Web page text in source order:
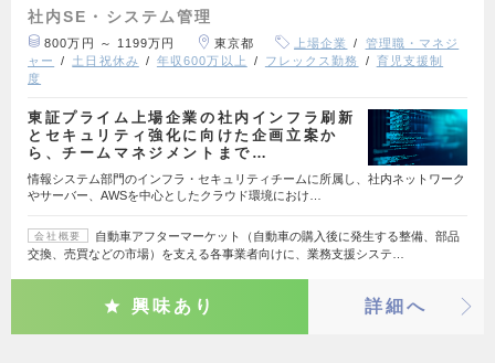
社内SE・システム管理
800万円 ～ 1199万円 東京都 上場企業
管理職・マネジ
ャー
土日祝休み 年収600万以上 フレックス勤務
育児支援制
度
東証プライム上場企業の社内インフラ刷新
とセキュリティ強化に向けた企画立案か
ら、チームマネジメントまで…
情報システム部門のインフラ・セキュリティチームに所属し、社内ネットワーク
やサーバー、AWSを中心としたクラウド環境におけ…
会社概要
自動車アフターマーケット（自動車の購入後に発生する整備、部品
交換、売買などの市場）を支える各事業者向けに、業務支援システ…
興味あり 詳細へ